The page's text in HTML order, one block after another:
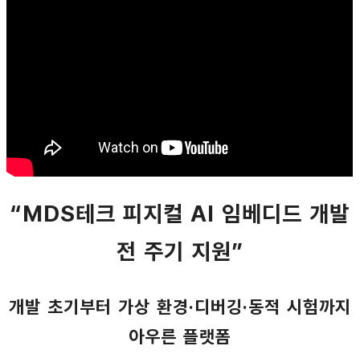
“MDS테크 피지컬 AI 임베디드 개발
전 주기 지원”
개발 초기부터 가상 환경·디버깅·동적 시험까지
아우른 플랫폼